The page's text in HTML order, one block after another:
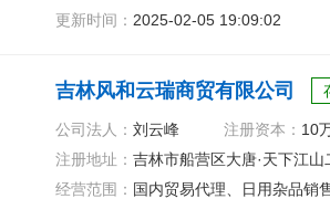
更新时间： 2025-02-05 19:09:02
吉林风和云瑞商贸有限公司
公司法人： 刘云峰 注册资本： 10
注册地址： 吉林市船营区大唐·天下江
经营范围： 国内贸易代理、日用杂品销